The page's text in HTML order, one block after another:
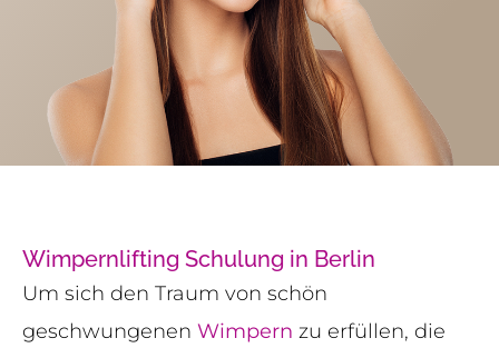
Wimpernlifting Schulung in Berlin
Um sich den Traum von schön
geschwungenen Wimpern zu erfüllen, die